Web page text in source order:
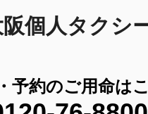
個人タクシ
予約のご用命は